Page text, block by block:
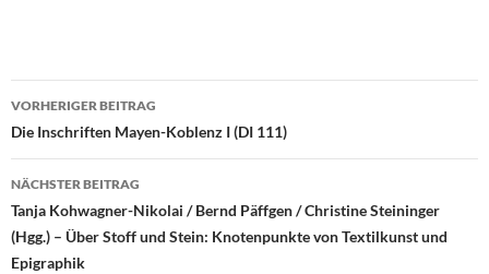
Beitragsnavigation
VORHERIGER BEITRAG
Die Inschriften Mayen-Koblenz I (DI 111)
NÄCHSTER BEITRAG
Tanja Kohwagner-Nikolai / Bernd Päffgen / Christine Steininger
(Hgg.) – Über Stoff und Stein: Knotenpunkte von Textilkunst und
Epigraphik